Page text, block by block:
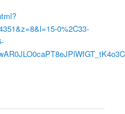
0%2C33-